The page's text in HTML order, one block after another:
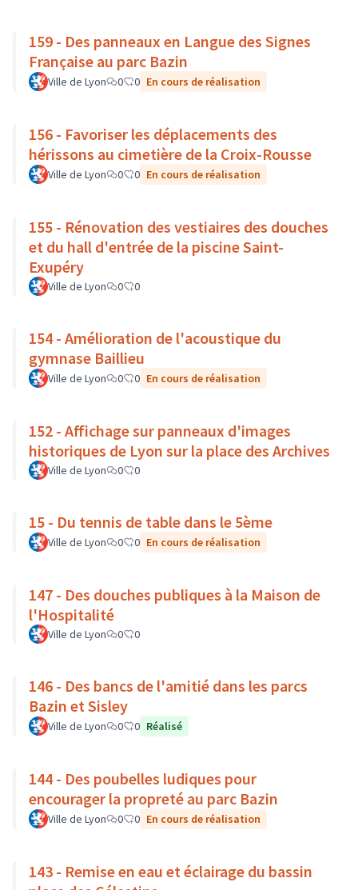
159 - Des panneaux en Langue des Signes
Française au parc Bazin
Ville de Lyon 0 0 En cours de réalisation
156 - Favoriser les déplacements des
hérissons au cimetière de la Croix-Rousse
Ville de Lyon 0 0 En cours de réalisation
155 - Rénovation des vestiaires des douches
et du hall d'entrée de la piscine Saint-
Exupéry
Ville de Lyon 0 0
154 - Amélioration de l'acoustique du
gymnase Baillieu
Ville de Lyon 0 0 En cours de réalisation
152 - Affichage sur panneaux d'images
historiques de Lyon sur la place des Archives
Ville de Lyon 0 0
15 - Du tennis de table dans le 5ème
Ville de Lyon 0 0 En cours de réalisation
147 - Des douches publiques à la Maison de
l'Hospitalité
Ville de Lyon 0 0
146 - Des bancs de l'amitié dans les parcs
Bazin et Sisley
Ville de Lyon 0 0 Réalisé
144 - Des poubelles ludiques pour
encourager la propreté au parc Bazin
Ville de Lyon 0 0 En cours de réalisation
143 - Remise en eau et éclairage du bassin